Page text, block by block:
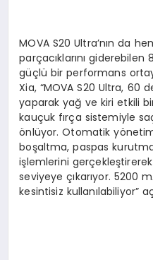
MOVA S20 Ultra’nın da
parçacıklarını giderebilen
güçlü bir performans
Xia, “MOVA S20 Ultra, 60
yaparak yağ ve kiri etkili
kauçuk fırça sistemiyle
önlüyor. Otomatik
boşaltma, paspas
işlemlerini
seviyeye çıkarıyor. 5200
kesintisiz kullanılabiliyor”